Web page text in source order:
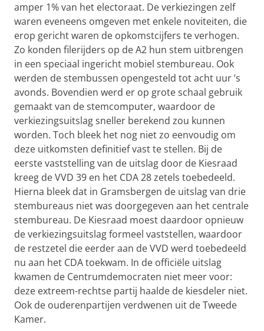
amper 1% van het electoraat. De verkiezingen zelf
waren eveneens omgeven met enkele noviteiten, die
erop gericht waren de opkomstcijfers te verhogen.
Zo konden filerijders op de A2 hun stem uitbrengen
in een speciaal ingericht mobiel stembureau. Ook
werden de stembussen opengesteld tot acht uur ’s
avonds. Bovendien werd er op grote schaal gebruik
gemaakt van de stemcomputer, waardoor de
verkiezingsuitslag sneller berekend zou kunnen
worden. Toch bleek het nog niet zo eenvoudig om
deze uitkomsten definitief vast te stellen. Bij de
eerste vaststelling van de uitslag door de Kiesraad
kreeg de VVD 39 en het CDA 28 zetels toebedeeld.
Hierna bleek dat in Gramsbergen de uitslag van drie
stembureaus niet was doorgegeven aan het centrale
stembureau. De Kiesraad moest daardoor opnieuw
de verkiezingsuitslag formeel vaststellen, waardoor
de restzetel die eerder aan de VVD werd toebedeeld
nu aan het CDA toekwam. In de officiële uitslag
kwamen de Centrumdemocraten niet meer voor:
deze extreem-rechtse partij haalde de kiesdeler niet.
Ook de ouderenpartijen verdwenen uit de Tweede
Kamer.